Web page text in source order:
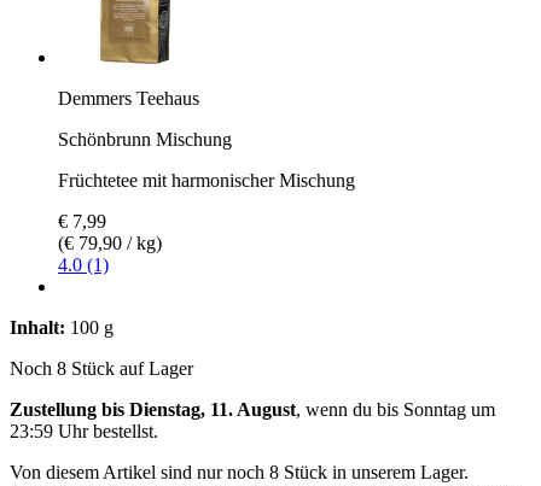
Demmers Teehaus
Schönbrunn Mischung
Früchtetee mit harmonischer Mischung
€ 7,99
(€ 79,90 / kg)
4.0 (1)
Inhalt: 100 g
Noch 8 Stück auf Lager
Zustellung bis Dienstag, 11. August, wenn du bis Sonntag um
23:59 Uhrbestellst.
Von diesem Artikel sind nur noch 8 Stück in unserem Lager.